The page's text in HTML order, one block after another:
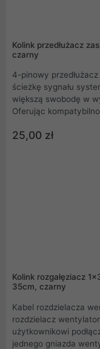
Kolink przedłużacz
czarny
4-pinowy przedłużacz
ścieżkę sygnału
większą swobodę w
Oferując
Aby zwiększyć
podłączyć do
25,00 zł
Kolink rozgałęziacz
35cm, czarny
Kabel rozdzielacza
rozdzielacz
użytkownikowi